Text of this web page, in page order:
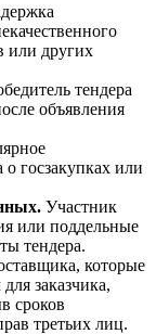
или других
тендера
объявления
о госзакупках или
Участник
или поддельные
тендера.
которые
заказчика,
сроков
третьих лиц.